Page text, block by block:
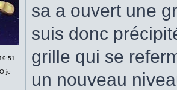
je
sa a ouvert une
suis donc
grille qui se
un nouveau